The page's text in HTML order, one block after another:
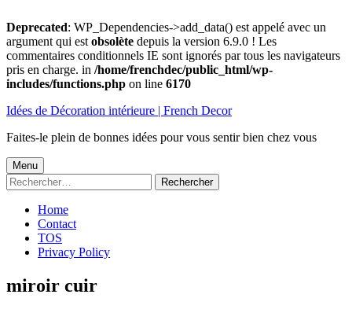
Deprecated: WP_Dependencies->add_data() est appelé avec un
argument qui est obsolète depuis la version 6.9.0 ! Les
commentaires conditionnels IE sont ignorés par tous les navigateurs
pris en charge. in /home/frenchdec/public_html/wp-
includes/functions.php on line 6170
au
Idées de Décoration intérieure | French Decor
Faites-le plein de bonnes idées pour vous sentir bien chez vous
Menu
principal
Menu
Rechercher :
Home
Contact
TOS
Privacy Policy
miroir cuir